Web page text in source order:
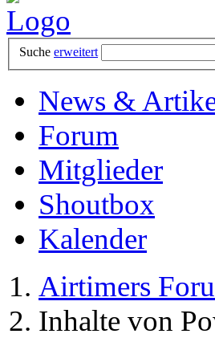
Suche erweitert
News &
Forum
Mitglieder
Shoutbox
Kalender
Airtimers
Inhalte von